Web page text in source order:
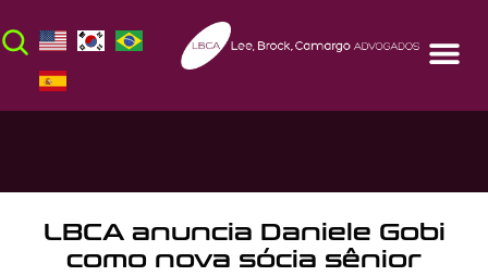
LBCA anuncia Daniele Gobi
como nova sócia sênior